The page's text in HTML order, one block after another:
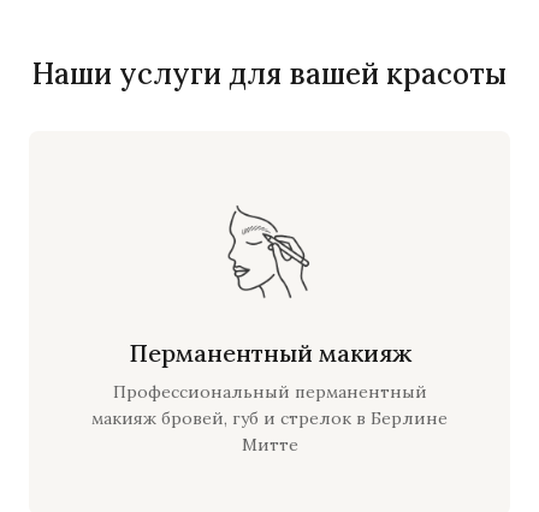
Наши услуги для вашей красоты
Перманентный макияж
Профессиональный перманентный
макияж бровей, губ и стрелок в Берлине
Митте